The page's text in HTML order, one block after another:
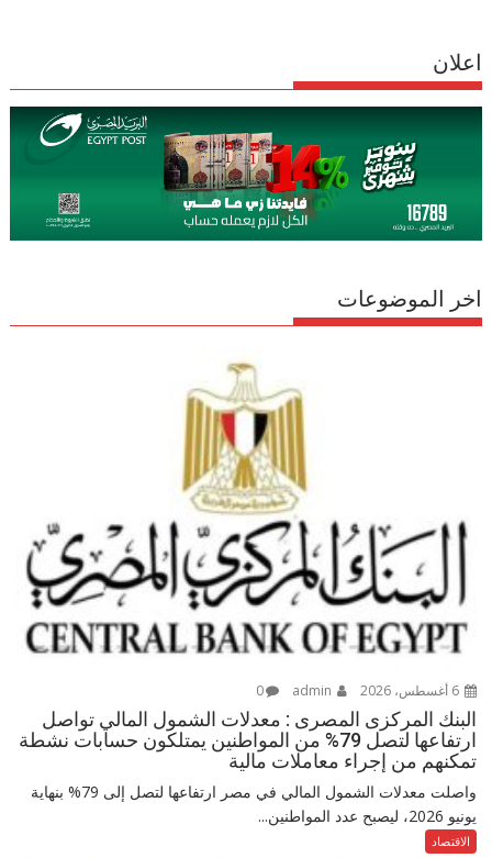
اعلان
اخر الموضوعات
6 أغسطس، 2026 0
البنك المركزى المصرى : معدلات الشمول المالي تواصل
ارتفاعها لتصل 79% من المواطنين يمتلكون حسابات نشطة
تمكنهم من إجراء معاملات مالية
واصلت معدلات الشمول المالي في مصر ارتفاعها لتصل إلى 79% بنهاية
يونيو 2026، ليصبح عدد المواطنين...
الاقتصاد